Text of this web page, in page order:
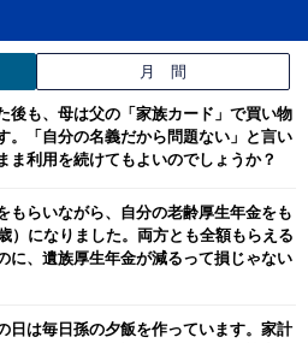
月 間
後も、母は父の「家族カード」で買い物
。「自分の名義だから問題ない」と言い
ま利用を続けてもよいのでしょうか？
もらいながら、自分の老齢厚生年金をも
）になりました。両方とも全額もらえる
に、遺族厚生年金が減るって損じゃない
日は毎日孫の夕飯を作っています。家計